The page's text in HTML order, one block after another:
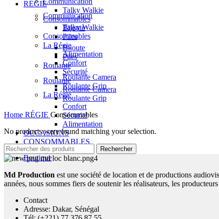
RÉGIE
Communication
Talky Walkie
Consommables
Bijoute
Piles
Roulante
Roulante Camera
Roulante Grip
La Régie
Confort
Sécurité
Alimentation
OCCASIONS
CONSOMMABLES
Boutique
Talky Walkie
Consommables
Bijoute
Piles
La Régie
Alimentation
Confort
Sécurité
Roulante
Roulante Camera
Roulante Grip
Home RÉGIE Consommables
No products were found matching your selection.
Rechercher
Md Production est une société de location et de productions
années, nous sommes fiers de soutenir les réalisateurs, les
Contact
Adresse: Dakar, Sénégal